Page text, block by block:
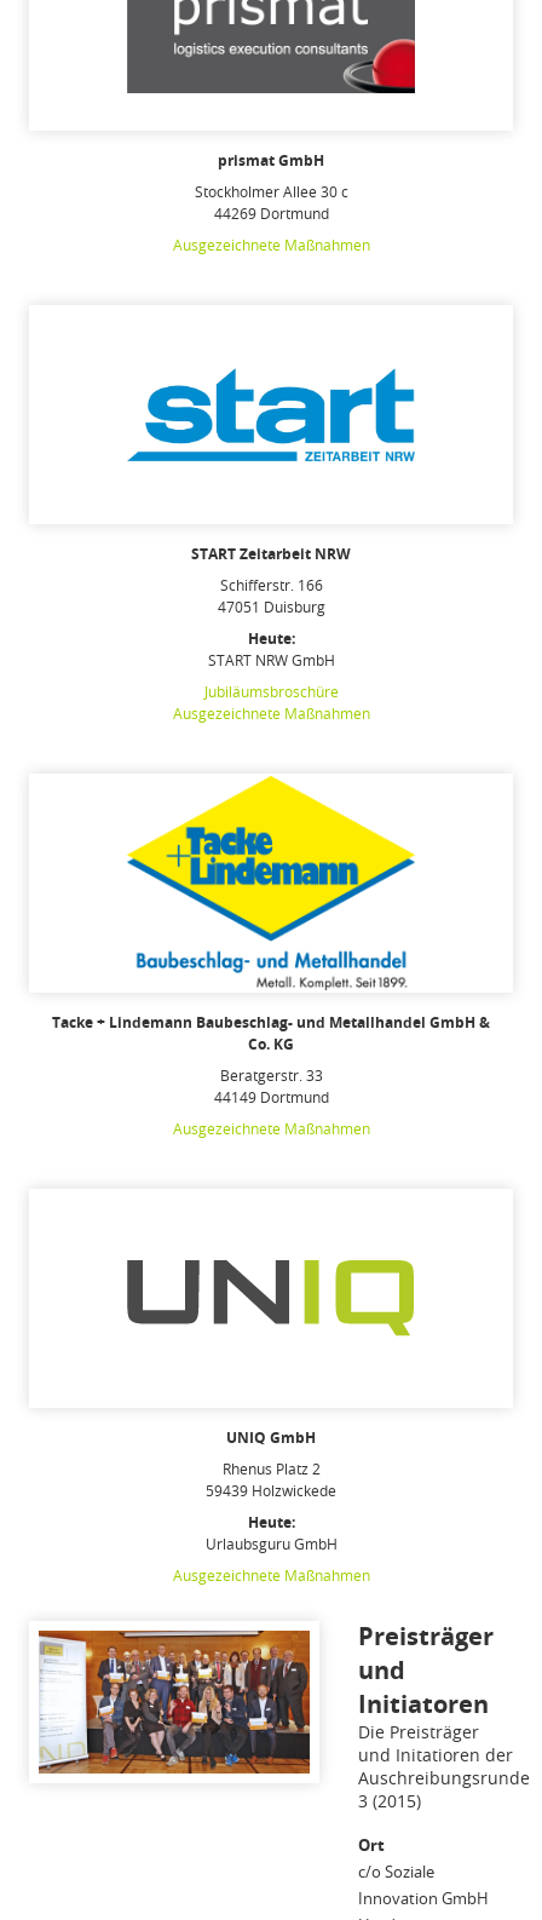
prismat GmbH
Stockholmer Allee 30 c
44269 Dortmund
Ausgezeichnete Maßnahmen
START Zeitarbeit NRW
Schifferstr. 166
47051 Duisburg
Heute:
START NRW GmbH
Jubiläumsbroschüre
Ausgezeichnete Maßnahmen
Tacke + Lindemann Baubeschlag- und Metallhandel GmbH &
Co. KG
Beratgerstr. 33
44149 Dortmund
Ausgezeichnete Maßnahmen
UNIQ GmbH
Rhenus Platz 2
59439 Holzwickede
Heute:
Urlaubsguru GmbH
Ausgezeichnete Maßnahmen
Preisträger
und
Initiatoren
Die Preisträger
und Initatioren der
Auschreibungsrunde
3 (2015)
Ort
c/o Soziale
Innovation GmbH